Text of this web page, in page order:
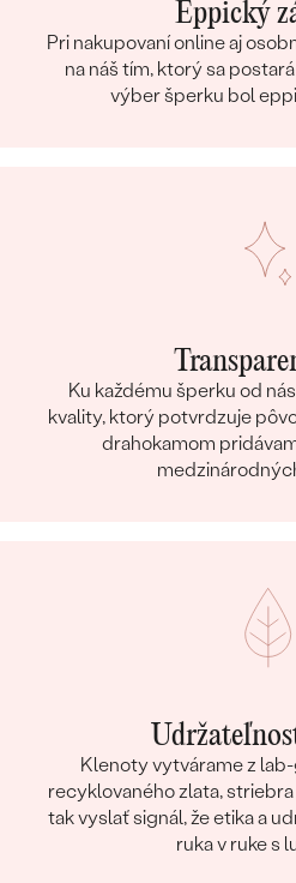
Eppický
Pri nakupovaní online aj
na náš tím, ktorý sa
výber šperku bol
Ku každému šperku od
kvality, ktorý potvrdzuje
drahokamom
Klenoty vytvárame z
recyklovaného zlata,
tak vyslať signál, že etika a
ruka v ruke s